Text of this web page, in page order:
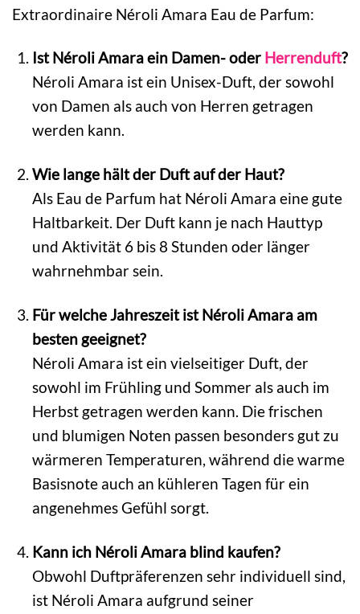
Extraordinaire Néroli Amara Eau de Parfum:
Ist Néroli Amara ein Damen- oder Herrenduft?
Néroli Amara ist ein Unisex-Duft, der sowohl
von Damen als auch von Herren getragen
werden kann.
Wie lange hält der Duft auf der Haut?
Als Eau de Parfum hat Néroli Amara eine gute
Haltbarkeit. Der Duft kann je nach Hauttyp
und Aktivität 6 bis 8 Stunden oder länger
wahrnehmbar sein.
Für welche Jahreszeit ist Néroli Amara am
besten geeignet?
Néroli Amara ist ein vielseitiger Duft, der
sowohl im Frühling und Sommer als auch im
Herbst getragen werden kann. Die frischen
und blumigen Noten passen besonders gut zu
wärmeren Temperaturen, während die warme
Basisnote auch an kühleren Tagen für ein
angenehmes Gefühl sorgt.
Kann ich Néroli Amara blind kaufen?
Obwohl Duftpräferenzen sehr individuell sind,
ist Néroli Amara aufgrund seiner